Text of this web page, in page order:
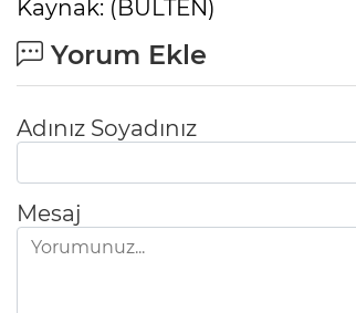
Kaynak: (BÜLTEN)
Yorum Ekle
Adınız Soyadınız
Mesaj